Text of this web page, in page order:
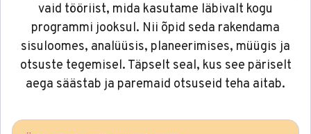
vaid tööriist, mida kasutame läbivalt kogu
programmi jooksul. Nii õpid seda rakendama
sisuloomes, analüüsis, planeerimises, müügis ja
otsuste tegemisel. Täpselt seal, kus see päriselt
aega säästab ja paremaid otsuseid teha aitab.